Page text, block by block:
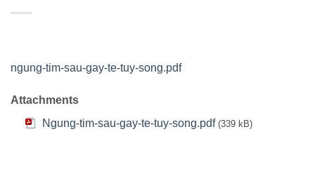
ngung-tim-sau-gay-te-tuy-song.pdf
Attachments
Ngung-tim-sau-gay-te-tuy-song.pdf (339 kB)